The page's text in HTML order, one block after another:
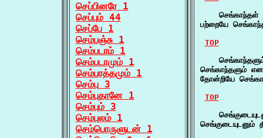
செப்பினரே 1
செப்பும் 44
செப்பே 1
செம்பஞ்சு 1
செம்படாம் 1
செம்படாமும் 1
செம்பரத்தமும் 1
செம்பு 3
செம்புதானே 1
செம்பும் 3
செம்புலம் 1
செம்பொருளுடன் 1
செங்காந்தள்
பற்றையே
TOP
செங்காந்தளும்
தோன்றியே
TOP